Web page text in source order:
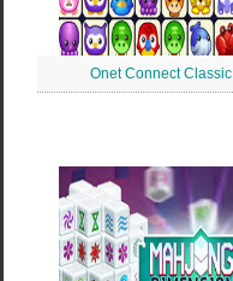
Onet Connect Classic